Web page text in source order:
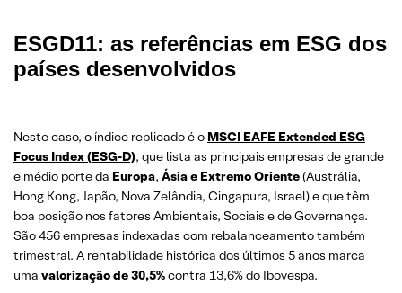
ESGD11: as referências em ESG dos
países desenvolvidos
Neste caso, o índice replicado é o MSCI EAFE Extended ESG
Focus Index (ESG-D), que lista as principais empresas de grande
e médio porte da Europa, Ásia e Extremo Oriente(Austrália,
Hong Kong, Japão, Nova Zelândia, Cingapura, Israel) e que têm
boa posição nos fatores Ambientais, Sociais e de Governança.
São 456 empresas indexadas com rebalanceamento também
trimestral. A rentabilidade histórica dos últimos 5 anos marca
uma valorização de 30,5%contra 13,6% do Ibovespa.